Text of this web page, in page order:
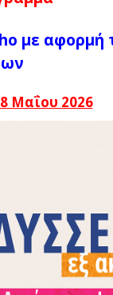
με αφορμή
Μαΐου 2026